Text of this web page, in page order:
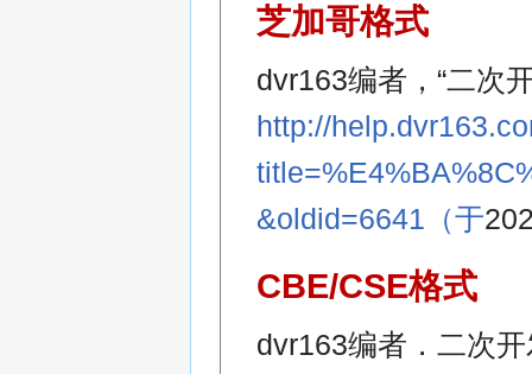
芝加哥格式
dvr163编者，“二次
http://
&oldid=6641（于
CBE/CSE格式
dvr163编者．二次